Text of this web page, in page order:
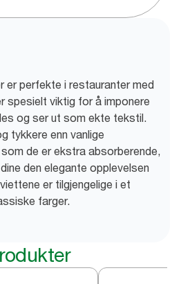
er perfekte i restauranter med
spesielt viktig for å imponere
og ser ut som ekte tekstil.
tykkere enn vanlige
de er ekstra absorberende,
den elegante opplevelsen
er tilgjengelige i et
farger.